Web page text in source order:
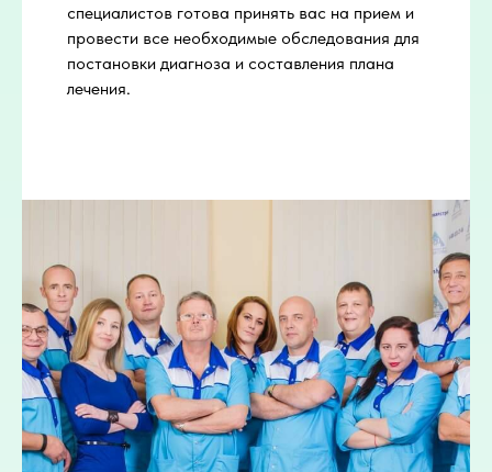
специалистов готова принять вас на прием и
провести все необходимые обследования для
постановки диагноза и составления плана
лечения.